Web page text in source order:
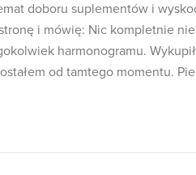
doboru suplementów i
i mówię: Nic kompletnie
harmonogramu.
od tamtego momentu.